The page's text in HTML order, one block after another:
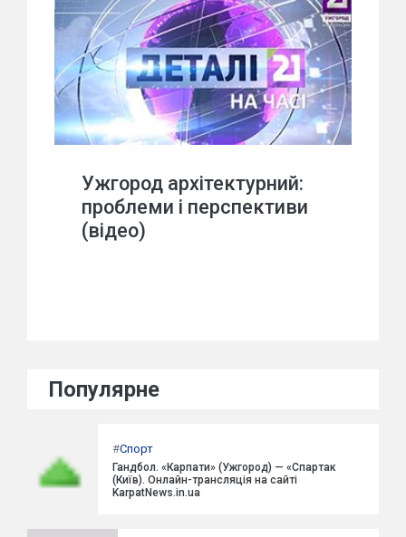
Ужгород архітектурний:
проблеми і перспективи
(відео)
Популярне
#Спорт
Гандбол. «Карпати» (Ужгород) — «Спартак
(Київ). Онлайн-трансляція на сайті
KarpatNews.in.ua